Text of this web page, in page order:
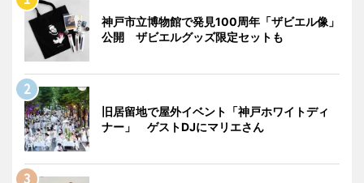
神戸市立博物館で発見100周年「ザビエル像」
公開 ザビエルグッズ限定セットも
旧居留地で屋外イベント「神戸ホワイトディ
ナー」 ゲストDJにマリエさん